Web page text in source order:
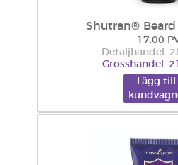
Shutran® Beard
17.00
Detaljhandel:
Grosshandel:
Lägg till